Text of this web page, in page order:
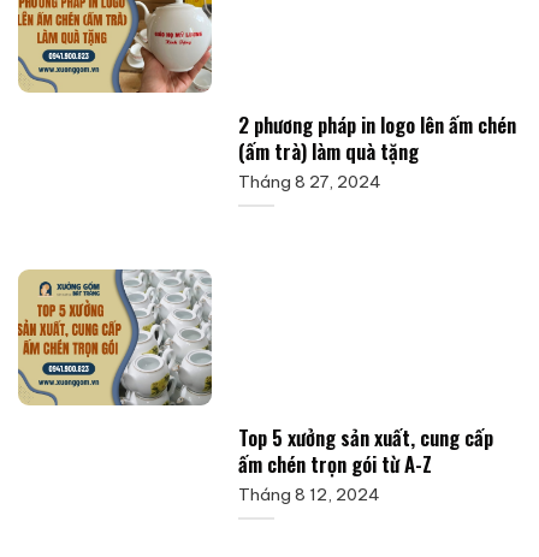
2 phương pháp in logo lên ấm chén
(ấm trà) làm quà tặng
Tháng 8 27, 2024
Top 5 xưởng sản xuất, cung cấp
ấm chén trọn gói từ A-Z
Tháng 8 12, 2024